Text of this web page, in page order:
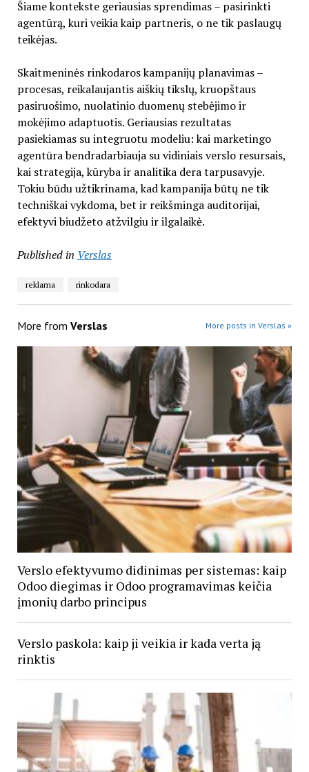
Šiame kontekste geriausias sprendimas – pasirinkti
agentūrą, kuri veikia kaip partneris, o ne tik paslaugų
teikėjas.
Skaitmeninės rinkodaros kampanijų planavimas –
procesas, reikalaujantis aiškių tikslų, kruopštaus
pasiruošimo, nuolatinio duomenų stebėjimo ir
mokėjimo adaptuotis. Geriausias rezultatas
pasiekiamas su integruotu modeliu: kai marketingo
agentūra bendradarbiauja su vidiniais verslo resursais,
kai strategija, kūryba ir analitika dera tarpusavyje.
Tokiu būdu užtikrinama, kad kampanija būtų ne tik
techniškai vykdoma, bet ir reikšminga auditorijai,
efektyvi biudžeto atžvilgiu ir ilgalaikė.
Published in Verslas
reklama rinkodara
More from Verslas More posts in Verslas »
Verslo efektyvumo didinimas per sistemas: kaip
Odoo diegimas ir Odoo programavimas keičia
įmonių darbo principus
Verslo paskola: kaip ji veikia ir kada verta ją
rinktis